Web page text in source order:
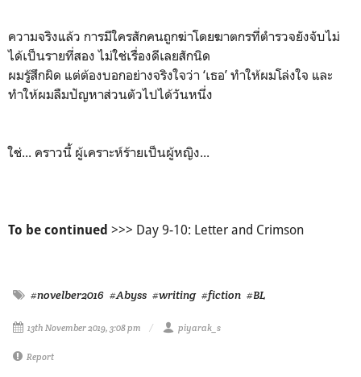
ความจริงแล้ว การมีใครสักคนถูกฆ่าโดยฆาตกรที่ตำรวจยังจับไม่
ได้เป็นรายที่สอง ไม่ใช่เรื่องดีเลยสักนิด
ผมรู้สึกผิด แต่ต้องบอกอย่างจริงใจว่า ‘เธอ’ ทำให้ผมโล่งใจ และ
ทำให้ผมลืมปัญหาส่วนตัวไปได้วันหนึ่ง
ใช่... คราวนี้ ผู้เคราะห์ร้ายเป็นผู้หญิง...
To be continued >>> Day 9-10: Letter and Crimson
#novelber2016 #Abyss #writing #fiction #BL
13th November 2019, 3:08 pm piyarak_s
Report